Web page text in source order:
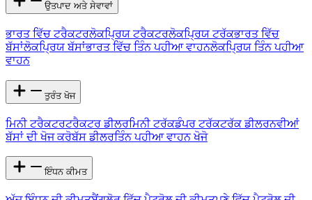
ਉਤਪਾਦ ਅਤੇ ਸੇਵਾਵਾਂ
ਭਾਰਤ ਵਿੱਚ ਟਰੈਕਟਰਲੋਕਪ੍ਰਿਯ ਟਰੈਕਟਰਲੋਕਪ੍ਰਿਯ ਟਰੱਕਭਾਰਤ ਵਿੱਚ
ਬੱਸਾਂਲੋਕਪ੍ਰਿਯ ਬੱਸਾਂਭਾਰਤ ਵਿੱਚ ਤਿੰਨ ਪਹੀਆ ਵਾਹਨਲੋਕਪ੍ਰਿਯ ਤਿੰਨ ਪਹੀਆ
ਵਾਹਨ
ਤੁਰੰਤ ਖੋਜ
ਮਿਨੀ ਟਰੈਕਟਰਟਰੈਕਟਰ ਡੀਲਰਮਿਨੀ ਟਰੱਕਡੰਪਰ ਟਰੱਕਟਰੱਕ ਡੀਲਰਨਵੀਆਂ
ਬੱਸਾਂ ਦੀ ਖੋਜ ਕਰੋਬੱਸ ਡੀਲਰਤਿੰਨ ਪਹੀਆ ਵਾਹਨ ਖੋਜੋ
ਇੰਧਨ ਕੀਮਤ